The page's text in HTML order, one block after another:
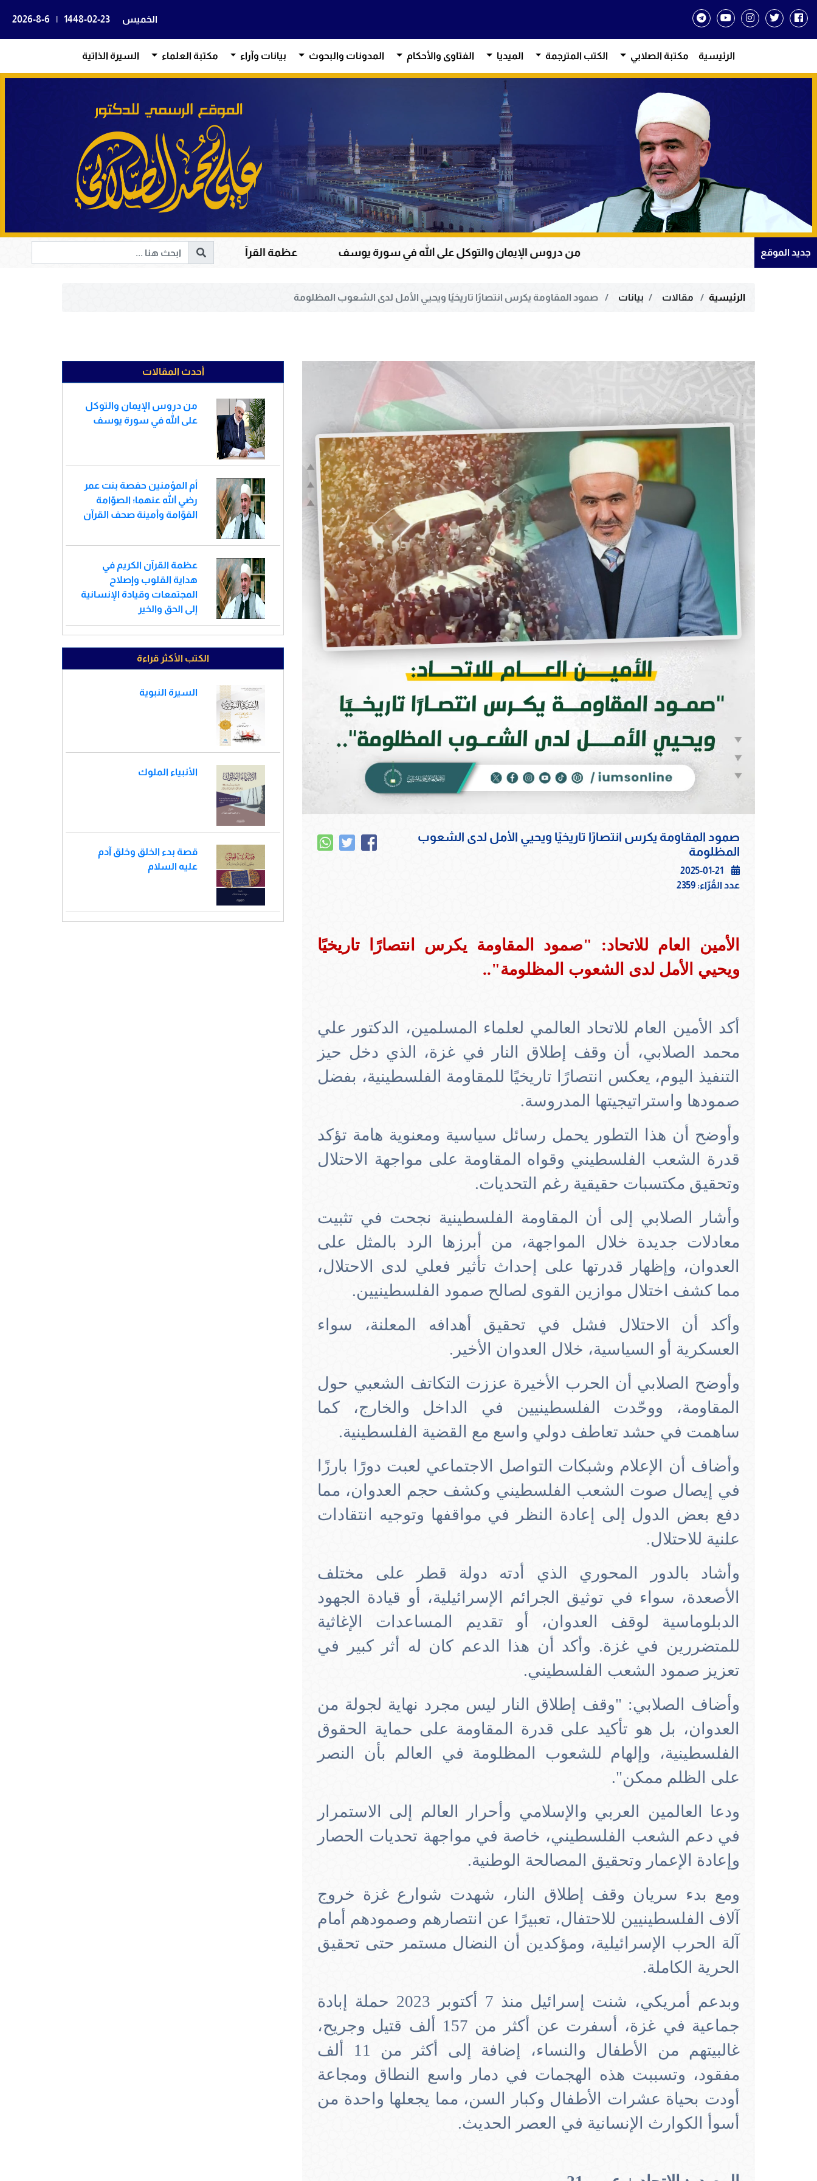
الخميس 1448-02-23
|
2026-8-6
الرئيسية مكتبة الصلابي الكتب المترجمة الميديا الفتاوى والأحكام المدونات والبحوث بيانات وآراء مكتبة العلماء السيرة الذاتية
جديد الموقع من دروس الإيمان والتوكل على الله في سورة يوسف عظمة القرآن الكريم في هداية القلوب وإصلاح المجتمعات وقيادة الإنسانية إلى الحق
الرئيسية مقالات بيانات صمود المقاومة يكرس انتصارًا تاريخيًا ويحيي الأمل لدى الشعوب المظلومة
صمود المقاومة يكرس انتصارًا تاريخيًا ويحيي الأمل لدى الشعوب
المظلومة
2025-01-21
عدد القُرّاء: 2359
الأمين العام للاتحاد: "صمود المقاومة يكرس انتصارًا تاريخيًا
ويحيي الأمل لدى الشعوب المظلومة"..
أكد الأمين العام للاتحاد العالمي لعلماء المسلمين، الدكتور علي
محمد الصلابي، أن وقف إطلاق النار في غزة، الذي دخل حيز
التنفيذ اليوم، يعكس انتصارًا تاريخيًا للمقاومة الفلسطينية، بفضل
صمودها واستراتيجيتها المدروسة.
وأوضح أن هذا التطور يحمل رسائل سياسية ومعنوية هامة تؤكد
قدرة الشعب الفلسطيني وقواه المقاومة على مواجهة الاحتلال
وتحقيق مكتسبات حقيقية رغم التحديات.
وأشار الصلابي إلى أن المقاومة الفلسطينية نجحت في تثبيت
معادلات جديدة خلال المواجهة، من أبرزها الرد بالمثل على
العدوان، وإظهار قدرتها على إحداث تأثير فعلي لدى الاحتلال،
مما كشف اختلال موازين القوى لصالح صمود الفلسطينيين.
وأكد أن الاحتلال فشل في تحقيق أهدافه المعلنة، سواء
العسكرية أو السياسية، خلال العدوان الأخير.
وأوضح الصلابي أن الحرب الأخيرة عززت التكاتف الشعبي حول
المقاومة، ووحّدت الفلسطينيين في الداخل والخارج، كما
ساهمت في حشد تعاطف دولي واسع مع القضية الفلسطينية.
وأضاف أن الإعلام وشبكات التواصل الاجتماعي لعبت دورًا بارزًا
في إيصال صوت الشعب الفلسطيني وكشف حجم العدوان، مما
دفع بعض الدول إلى إعادة النظر في مواقفها وتوجيه انتقادات
علنية للاحتلال.
وأشاد بالدور المحوري الذي أدته دولة قطر على مختلف
الأصعدة، سواء في توثيق الجرائم الإسرائيلية، أو قيادة الجهود
الدبلوماسية لوقف العدوان، أو تقديم المساعدات الإغاثية
للمتضررين في غزة. وأكد أن هذا الدعم كان له أثر كبير في
تعزيز صمود الشعب الفلسطيني.
وأضاف الصلابي: "وقف إطلاق النار ليس مجرد نهاية لجولة من
العدوان، بل هو تأكيد على قدرة المقاومة على حماية الحقوق
الفلسطينية، وإلهام للشعوب المظلومة في العالم بأن النصر
على الظلم ممكن".
ودعا العالمين العربي والإسلامي وأحرار العالم إلى الاستمرار
في دعم الشعب الفلسطيني، خاصة في مواجهة تحديات الحصار
وإعادة الإعمار وتحقيق المصالحة الوطنية.
ومع بدء سريان وقف إطلاق النار، شهدت شوارع غزة خروج
آلاف الفلسطينيين للاحتفال، تعبيرًا عن انتصارهم وصمودهم أمام
آلة الحرب الإسرائيلية، ومؤكدين أن النضال مستمر حتى تحقيق
الحرية الكاملة.
وبدعم أمريكي، شنت إسرائيل منذ 7 أكتوبر 2023 حملة إبادة
جماعية في غزة، أسفرت عن أكثر من 157 ألف قتيل وجريح،
غالبيتهم من الأطفال والنساء، إضافة إلى أكثر من 11 ألف
مفقود، وتسببت هذه الهجمات في دمار واسع النطاق ومجاعة
أودت بحياة عشرات الأطفال وكبار السن، مما يجعلها واحدة من
أسوأ الكوارث الإنسانية في العصر الحديث.
أحدث المقالات
من دروس الإيمان والتوكل
على الله في سورة يوسف
أم المؤمنين حفصة بنت عمر
رضي الله عنهما؛ الصوّامة
القوّامة وأمينة صحف القرآن
عظمة القرآن الكريم في
هداية القلوب وإصلاح
المجتمعات وقيادة الإنسانية
إلى الحق والخير
الكتب الأكثر قراءة
السيرة النبوية
الأنبياء الملوك
قصة بدء الخلق وخلق آدم
عليه السلام